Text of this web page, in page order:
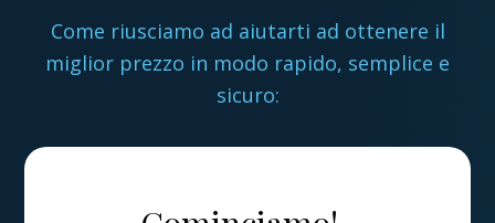
Come riusciamo ad aiutarti ad ottenere il
miglior prezzo in modo rapido, semplice e
sicuro: